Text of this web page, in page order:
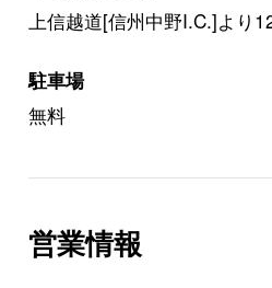
上信越道[信州中野I.C.]より
駐車場
無料
営業情報